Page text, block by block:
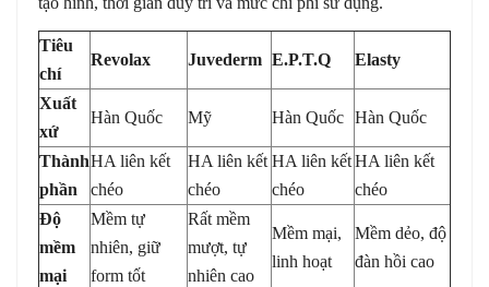
Tiêu
chí
Revolax Juvederm E.P.T.Q Elasty
Xuất
xứ
Hàn Quốc Mỹ Hàn Quốc Hàn Quốc
Thành
phần
HA liên kết
chéo
HA liên kết
chéo
HA liên kết
chéo
HA liên kết
chéo
Độ
mềm
mại
Mềm tự
nhiên, giữ
form tốt
Rất mềm
mượt, tự
nhiên cao
Mềm mại,
linh hoạt
Mềm dẻo, độ
đàn hồi cao